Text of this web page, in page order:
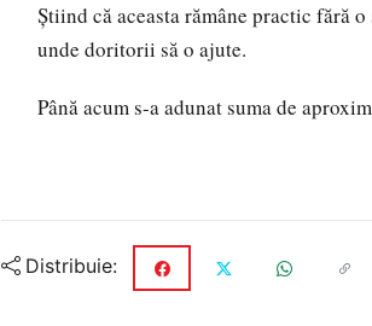
Știind că aceasta rămâne practic fără
unde doritorii să o ajute.
Până acum s-a adunat suma de
Distribuie: